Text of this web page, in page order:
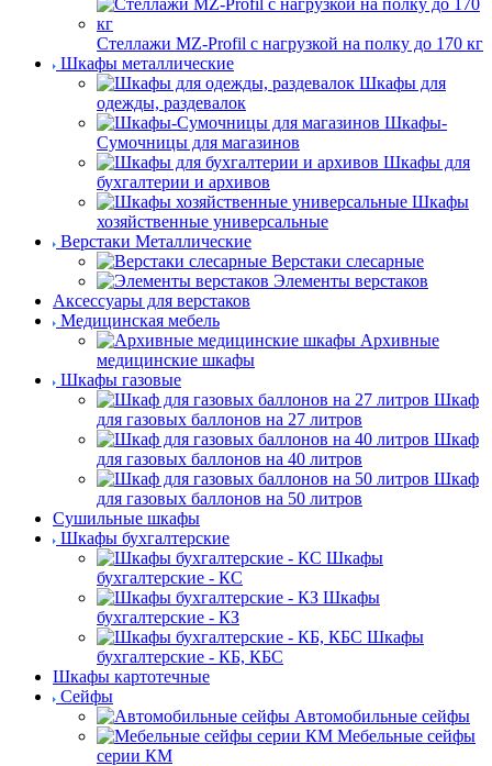
Стеллажи MZ-Profil с нагрузкой на полку до 170 кг
Шкафы металлические
Шкафы для
одежды, раздевалок
Шкафы-
Сумочницы для магазинов
Шкафы для
бухгалтерии и архивов
Шкафы
хозяйственные универсальные
Верстаки Металлические
Верстаки слесарные
Элементы верстаков
Аксессуары для верстаков
Медицинская мебель
Архивные
медицинские шкафы
Шкафы газовые
Шкаф
для газовых баллонов на 27 литров
Шкаф
для газовых баллонов на 40 литров
Шкаф
для газовых баллонов на 50 литров
Сушильные шкафы
Шкафы бухгалтерские
Шкафы
бухгалтерские - КС
Шкафы
бухгалтерские - КЗ
Шкафы
бухгалтерские - КБ, КБС
Шкафы картотечные
Сейфы
Автомобильные сейфы
Мебельные сейфы
серии КМ